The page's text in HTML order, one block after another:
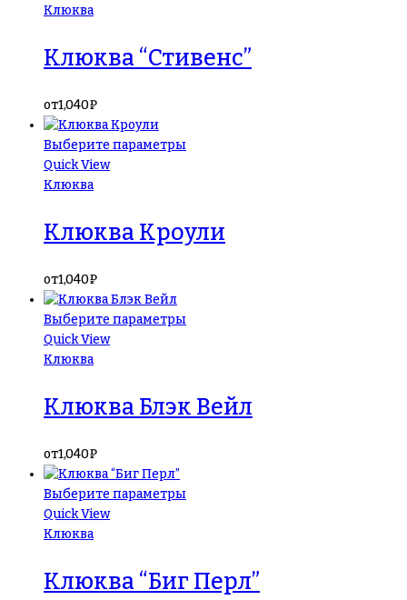
Клюква
Клюква “Стивенс”
от1,040₽
Выберите параметры
Quick View
Клюква
Клюква Кроули
от1,040₽
Выберите параметры
Quick View
Клюква
Клюква Блэк Вейл
от1,040₽
Выберите параметры
Quick View
Клюква
Клюква “Биг Перл”